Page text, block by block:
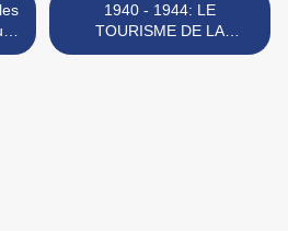
1940 - 1944: LE
TOURISME DE LA
MEMOIRE DOIT